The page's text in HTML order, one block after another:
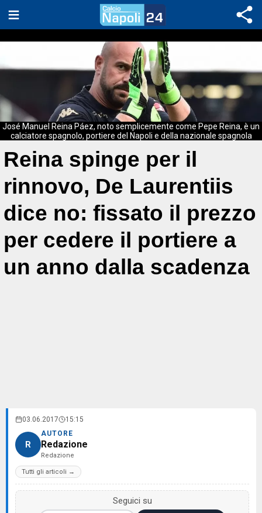
José Manuel Reina Páez, noto semplicemente come Pepe Reina, è un
calciatore spagnolo, portiere del Napoli e della nazionale spagnola
Reina spinge per il
rinnovo, De Laurentiis
dice no: fissato il prezzo
per cedere il portiere a
un anno dalla scadenza
03.06.2017 15:15
R
AUTORE
Redazione
Redazione
Tutti gli articoli →
Seguici su